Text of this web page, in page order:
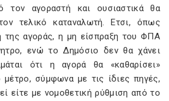
τον αγοραστή και ουσιαστικά θα
τελικό καταναλωτή. Ετσι, όπως
της αγοράς, η μη είσπραξη του ΦΠΑ
ενώ το Δημόσιο δεν θα χάνει
ότι η αγορά θα «καθαρίσει»
μέτρο, σύμφωνα με τις ίδιες πηγές,
είτε με νομοθετική ρύθμιση από το